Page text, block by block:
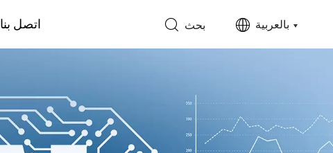
اتصل بنا بحث بالعربية